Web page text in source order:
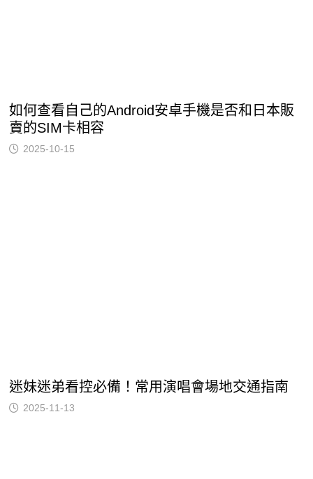
如何查看自己的Android安卓手機是否和日本販
賣的SIM卡相容
2025-10-15
迷妹迷弟看控必備！常用演唱會場地交通指南
2025-11-13